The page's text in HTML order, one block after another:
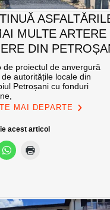
MULTE ARTERE
DIN
de proiectul de anvergură
autoritățile locale din
Petroșani cu fonduri
MAI DEPARTE
acest articol